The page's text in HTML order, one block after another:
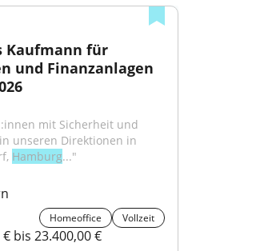
Kaufmann für
und Finanzanlagen
mit Sicherheit und
unseren Direktionen in
Hamburg..."
Homeoffice Vollzeit
bis 23.400,00 €